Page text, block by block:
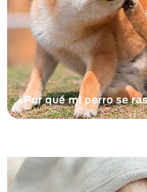
¿Por qué mi perro se